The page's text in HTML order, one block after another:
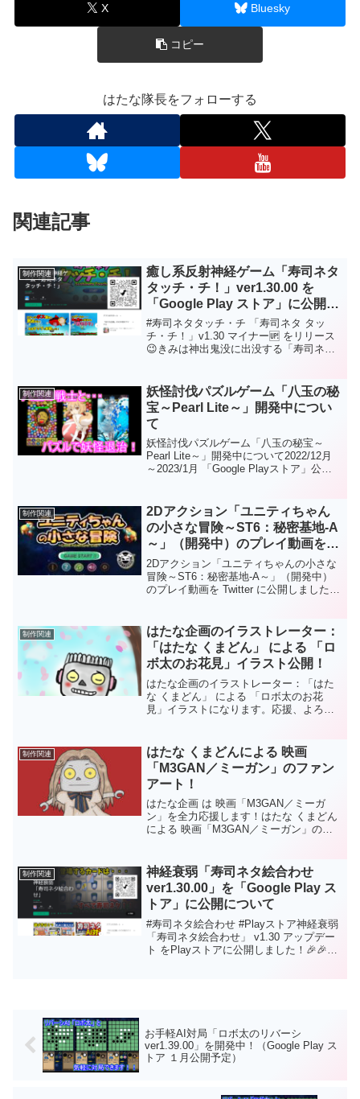
X Bluesky
コピー
はたな隊長をフォローする
関連記事
制作関連
癒し系反射神経ゲーム「寿司ネタ
タッチ・チ！」ver1.30.00 を
「Google Play ストア」に公開に
ついて
#寿司ネタタッチ・チ 「寿司ネタ タッ
チ・チ！」v1.30 マイナー🆙 をリリース
😉きみは神出鬼没に出没する「寿司ネ
ゲームファン、寿司ネタ好きな方、是非
是非、遊んでくださいね😘⚔Playストア
👇
https://play.google.com/store/apps/details
?id=com.HatanaKikaku.SushiTouch
制作関連
妖怪討伐パズルゲーム「八玉の秘
宝～Pearl Lite～」開発中につい
て
妖怪討伐パズルゲーム「八玉の秘宝～
Pearl Lite～」開発中について2022/12月
～2023/1月 「Google Playストア」公開
の宝玉（パール）が落ちてきますので同
じ種類の宝玉（パール）を３つ以上つな
げてください。Android版は「Google
Play ストア」からダウンロードしてから
遊ぶことができます。Web版はダウンロ
ードなしでＰＣのブラウザで遊ぶことが
できます。もちろんフリーソフトです。
応援、よろしくお願いします。
制作関連
2Dアクション「ユニティちゃん
の小さな冒険～ST6：秘密基地-A
～」（開発中）のプレイ動画を
Twitter に公開しました。
2Dアクション「ユニティちゃんの小さな
冒険～ST6：秘密基地-A～」（開発中）
のプレイ動画を Twitter に公開しました。
11月末「Google Playストア」に公開予
定！大鷲からユニティちゃんを帰宅させ
よう！応援、よろしくお願いします。
制作関連
はたな企画のイラストレーター：
「はたな くまどん」 による 「ロ
ボ太のお花見」イラスト公開！
はたな企画のイラストレーター：「はた
な くまどん」 による 「ロボ太のお花
見」イラストになります。応援、よろし
制作関連
はたな くまどんによる 映画
「M3GAN／ミーガン」のファン
アート！
はたな企画 は 映画「M3GAN／ミーガ
ン」を全力応援します！はたな くまどん
による 映画「M3GAN／ミーガン」のフ
も、引き分けても 映画グッズが抽選で当
たります是非是非、「ミーガンのリバー
シ」 遊んでくださいhttps://m3gan-
reversi.online
制作関連
神経衰弱「寿司ネタ絵合わせ
ver1.30.00」を「Google Play ス
トア」に公開について
#寿司ネタ絵合わせ #Playストア神経衰弱
「寿司ネタ絵合わせ」 v1.30 アップデー
ト をPlayストアに公開しました！🎉🎉🎊
よろしくお願いします😘
お手軽AI対局「ロボ太のリバーシ
ver1.39.00」を開発中！（Google Play ス
トア １月公開予定）